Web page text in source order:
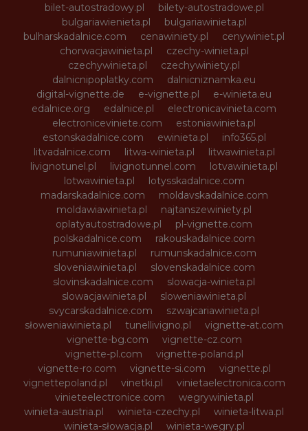
bilet-autostradowy.pl
bilety-autostradowe.pl
bulgariawienieta.pl
bulgariawinieta.pl
bulharskadalnice.com
cenawiniety.pl
cenywiniet.pl
chorwacjawinieta.pl
czechy-winieta.pl
czechywinieta.pl
czechywiniety.pl
dalnicnipoplatky.com
dalnicniznamka.eu
digital-vignette.de
e-vignette.pl
e-winieta.eu
edalnice.org
edalnice.pl
electronicavinieta.com
electroniceviniete.com
estoniawinieta.pl
estonskadalnice.com
ewinieta.pl
info365.pl
litvadalnice.com
litwa-winieta.pl
litwawinieta.pl
livignotunel.pl
livignotunnel.com
lotvawinieta.pl
lotwawinieta.pl
lotysskadalnice.com
madarskadalnice.com
moldavskadalnice.com
moldawiawinieta.pl
najtanszewiniety.pl
oplatyautostradowe.pl
pl-vignette.com
polskadalnice.com
rakouskadalnice.com
rumuniawinieta.pl
rumunskadalnice.com
sloveniawinieta.pl
slovenskadalnice.com
slovinskadalnice.com
slowacja-winieta.pl
slowacjawinieta.pl
sloweniawinieta.pl
svycarskadalnice.com
szwajcariawinieta.pl
słoweniawinieta.pl
tunellivigno.pl
vignette-at.com
vignette-bg.com
vignette-cz.com
vignette-pl.com
vignette-poland.pl
vignette-ro.com
vignette-si.com
vignette.pl
vignettepoland.pl
vinetki.pl
vinietaelectronica.com
vinieteelectronice.com
wegrywinieta.pl
winieta-austria.pl
winieta-czechy.pl
winieta-litwa.pl
winieta-słowacja.pl
winieta-wegry.pl